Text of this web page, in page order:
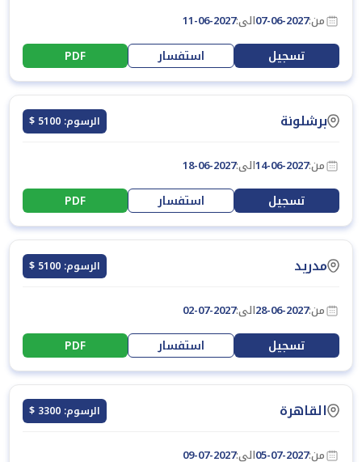
من:07-06-2027الى:11-06-2027
تسجيل استفسار PDF
برشلونة الرسوم: 5100 $
من:14-06-2027الى:18-06-2027
تسجيل استفسار PDF
مدريد الرسوم: 5100 $
من:28-06-2027الى:02-07-2027
تسجيل استفسار PDF
القاهرة الرسوم: 3300 $
من:05-07-2027الى:09-07-2027